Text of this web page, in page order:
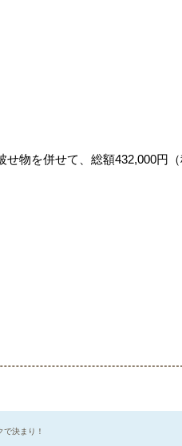
物を併せて、総額432,000円
決まり！